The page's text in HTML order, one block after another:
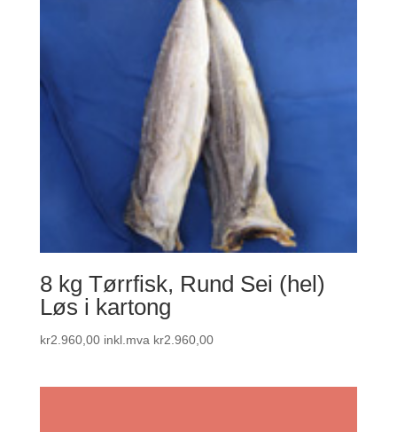
8 kg Tørrfisk, Rund Sei (hel)
Løs i kartong
kr2.960,00 inkl.mva kr2.960,00